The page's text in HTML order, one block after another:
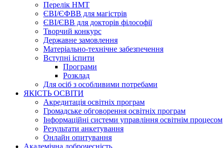
Перелік НМТ
ЄВІ/ЄФВВ для магістрів
ЄВІ/ЄВВ для докторів філософії
Творчий конкурс
Державне замовлення
Матеріально-технічне забезпечення
Вступні іспити
Програми
Розклад
Для осіб з особливими потребами
ЯКІСТЬ ОСВІТИ
Акредитація освітніх програм
Громадське обговорення освітніх програм
Інформаційні системи управління освітнім процесом
Результати анкетування
Онлайн опитування
Академічна доброчесність